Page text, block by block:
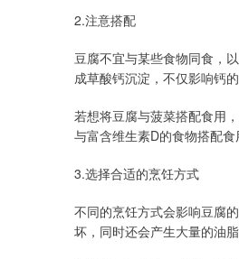
2.注意搭配
豆腐不宜与某些食物同食，
成草酸钙沉淀，不仅影响钙
若想将豆腐与菠菜搭配食用
与富含维生素D的食物搭配
3.选择合适的烹饪方式
不同的烹饪方式会影响豆腐
坏，同时还会产生大量的油